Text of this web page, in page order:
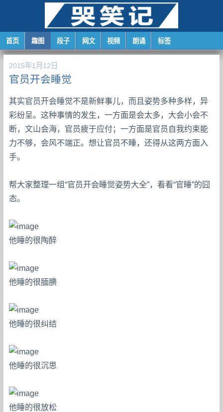
首页 趣图 段子 网文 视频 朗诵 标签
2015年1月12日
官员开会睡觉
其实官员开会睡觉不是新鲜事儿，而且姿势多种多样，异
彩纷呈。这种事情的发生，一方面是会太多，大会小会不
断，文山会海，官员疲于应付；一方面是官员自我约束能
力不够，会风不端正。想让官员不睡，还得从这两方面入
手。
帮大家整理一组“官员开会睡觉姿势大全”，看看“官睡”的囧
态。
他睡的很陶醉
他睡的很腼腆
他睡的很纠结
他睡的很沉思
他睡的很放松